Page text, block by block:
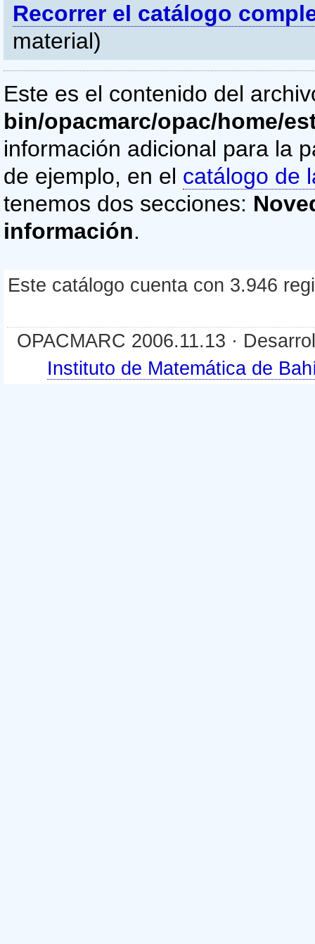
Recorrer el catálogo
material)
Este es el contenido del
bin/opacmarc/opac/home/
información adicional para la
de ejemplo, en el catálogo de
tenemos dos secciones:
información.
Este catálogo cuenta con 3.946
OPACMARC 2006.11.13 ·
Instituto de Matemática de